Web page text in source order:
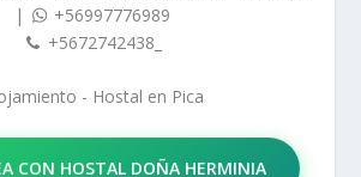
|
+56997776989
+5672742438_
- Hostal en Pica
CON HOSTAL DOÑA HERMINIA